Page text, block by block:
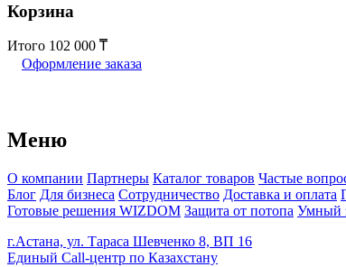
Корзина
Итого 102 000
Оформление заказа
Меню
О компании Партнеры Каталог товаров Частые
Блог Для бизнеса Сотрудничество Доставка и оплата
Готовые решения WIZDOM Защита от потопа Умный
г.Астана, ул. Тараса Шевченко 8, ВП 16
Единый Call-центр по Казахстану